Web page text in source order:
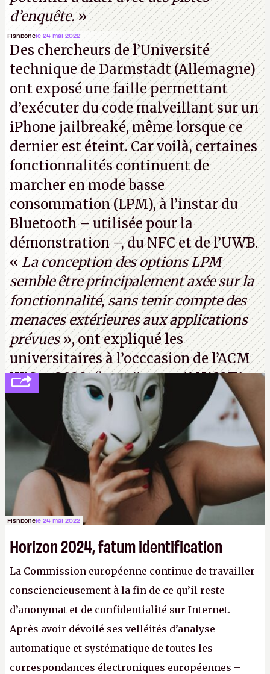
d’enquête.»
Fishbonele 24 mai 2022
Des chercheurs de l’Université
technique de Darmstadt (Allemagne)
ont exposé une faille permettant
d’exécuter du code malveillant sur un
iPhone jailbreaké, même lorsque ce
dernier est éteint. Car voilà, certaines
fonctionnalités continuent de
marcher en mode basse
consommation (LPM), à l’instar du
Bluetooth – utilisée pour la
démonstration –, du NFC et de l’UWB.
« La conception des options LPM
semble être principalement axée sur la
fonctionnalité, sans tenir compte des
menaces extérieures aux applications
prévues», ont expliqué les
universitaires à l’occcasion de l’ACM
WiSec 2022. (http://cpc.cx/AH432T1
(PDF) - Crédit photo : Pexels - Tyler
Lastovich)
Fishbonele 24 mai 2022
Horizon 2024, fatum identification
La Commission européenne continue de travailler
consciencieusement à la fin de ce qu’il reste
d’anonymat et de confidentialité sur Internet.
Après avoir dévoilé ses velléités d’analyse
automatique et systématique de toutes les
correspondances électroniques européennes –